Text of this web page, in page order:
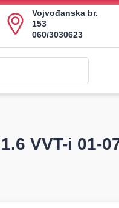
Vojvođanska br.
153
060/3030623
VVT-i 01-